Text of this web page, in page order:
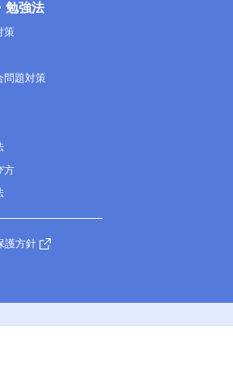
勉強法
策
問題対策
方
護方針